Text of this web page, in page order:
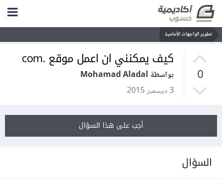
تطوير الواجهات الأمامية
0
كيف يمكنني ان اعمل موقع .com
بواسطة Mohamad Aladal
3 ديسمبر 2015
أجب على هذا السؤال
السؤال